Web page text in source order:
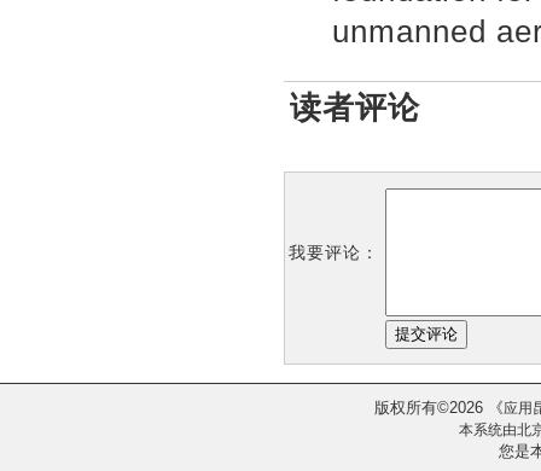
unmanned
读者评论
我要评论：
版权所有©2026 《应用
本系统由北
您是